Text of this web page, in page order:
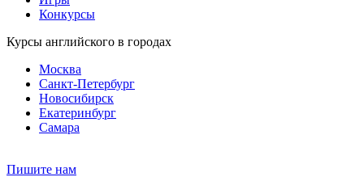
Конкурсы
Курсы английского в городах
Москва
Санкт-Петербург
Новосибирск
Екатеринбург
Самара
Пишите нам